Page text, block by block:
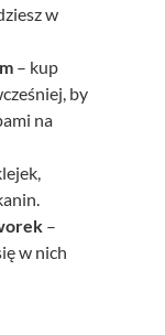
w
– kup
by
na
–
w nich